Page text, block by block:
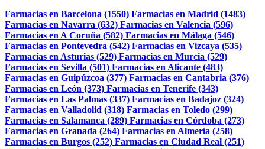
Farmacias en Barcelona (1550) Farmacias en Madrid (1483)
Farmacias en Navarra (632) Farmacias en Valencia (596)
Farmacias en A Coruña (582) Farmacias en Málaga (546)
Farmacias en Pontevedra (542) Farmacias en Vizcaya (535)
Farmacias en Asturias (529) Farmacias en Murcia (529)
Farmacias en Sevilla (501) Farmacias en Alicante (483)
Farmacias en Guipúzcoa (377) Farmacias en Cantabria (376)
Farmacias en León (373) Farmacias en Tenerife (343)
Farmacias en Las Palmas (337) Farmacias en Badajoz (324)
Farmacias en Valladolid (318) Farmacias en Toledo (299)
Farmacias en Salamanca (289) Farmacias en Córdoba (273)
Farmacias en Granada (264) Farmacias en Almería (258)
Farmacias en Burgos (252) Farmacias en Ciudad Real (251)